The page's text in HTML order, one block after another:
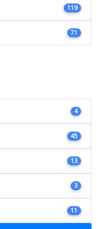
119
71
4
45
13
3
11